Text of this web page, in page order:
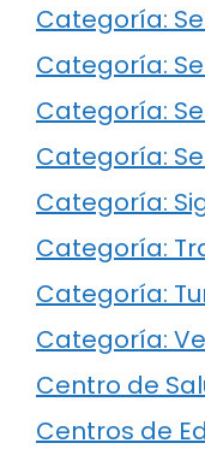
Categoría:
Categoría:
Categoría:
Categoría:
Categoría:
Categoría:
Categoría:
Categoría:
Centro de
Centros de